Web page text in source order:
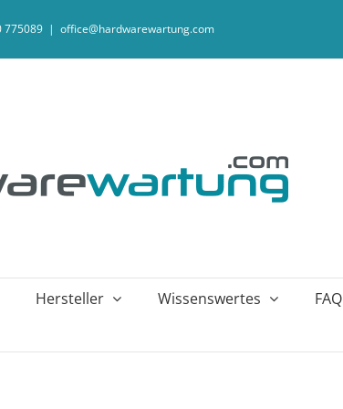
775089 | office@hardwarewartung.com
Hersteller Wissenswertes FAQ